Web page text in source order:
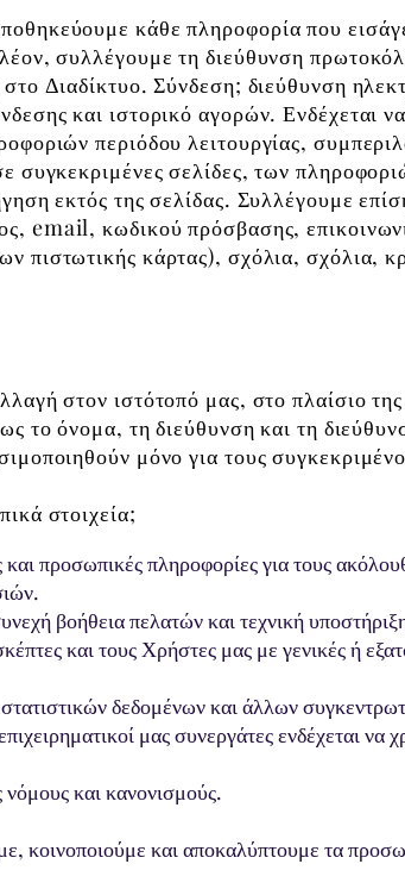
κάθε πληροφορία που
συλλέγουμε τη διεύθυνση
Διαδίκτυο. Σύνδεση; διεύθυνση
και ιστορικό αγορών. Ενδέχεται
περιόδου λειτουργίας,
συγκεκριμένες σελίδες, των
εκτός της σελίδας. Συλλέγουμε
email, κωδικού πρόσβασης,
πιστωτικής κάρτας), σχόλια, σχόλια,
στον ιστότοπό μας, στο πλαίσιο
το όνομα, τη διεύθυνση και τη
μόνο για τους
στοιχεία;
προσωπικές πληροφορίες για τους
βοήθεια πελατών και τεχνική
και τους Χρήστες μας με γενικές ή
στατιστικών δεδομένων και άλλων
μας συνεργάτες ενδέχεται
και κανονισμούς.
κοινοποιούμε και αποκαλύπτουμε τα